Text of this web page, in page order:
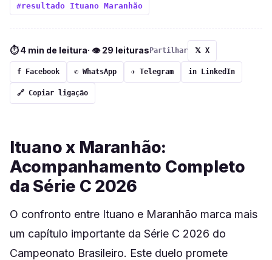
#resultado Ituano Maranhão
⏱ 4 min de leitura· 👁 29 leiturasPartilhar 𝕏 X
f Facebook ✆ WhatsApp ✈ Telegram in LinkedIn
🔗 Copiar ligação
Ituano x Maranhão:
Acompanhamento Completo
da Série C 2026
O confronto entre Ituano e Maranhão marca mais
um capítulo importante da Série C 2026 do
Campeonato Brasileiro. Este duelo promete